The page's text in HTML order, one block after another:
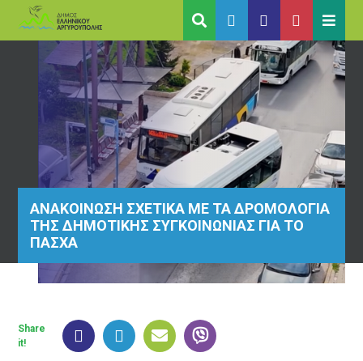
ΑΝΑΚΟΙΝΩΣΗ ΣΧΕΤΙΚΑ ΜΕ ΤΑ ΔΡΟΜΟΛΟΓΙΑ
ΤΗΣ ΔΗΜΟΤΙΚΗΣ ΣΥΓΚΟΙΝΩΝΙΑΣ ΓΙΑ ΤΟ
ΠΑΣΧΑ
Share
it!